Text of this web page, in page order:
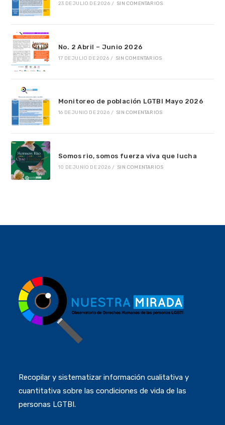
23 DE JULIO DE 2026 / SIN COMENTARIOS
No. 2 Abril – Junio 2026
17 DE JULIO DE 2026 / SIN COMENTARIOS
Monitoreo de población LGTBI Mayo 2026
16 DE JUNIO DE 2026 / SIN COMENTARIOS
Somos rio, somos fuerza viva que lucha
10 DE JUNIO DE 2026 / SIN COMENTARIOS
Recopilar y sistematizar información cualitativa y
cuantitativa sobre las condiciones de vida de las
personas LGTBI.